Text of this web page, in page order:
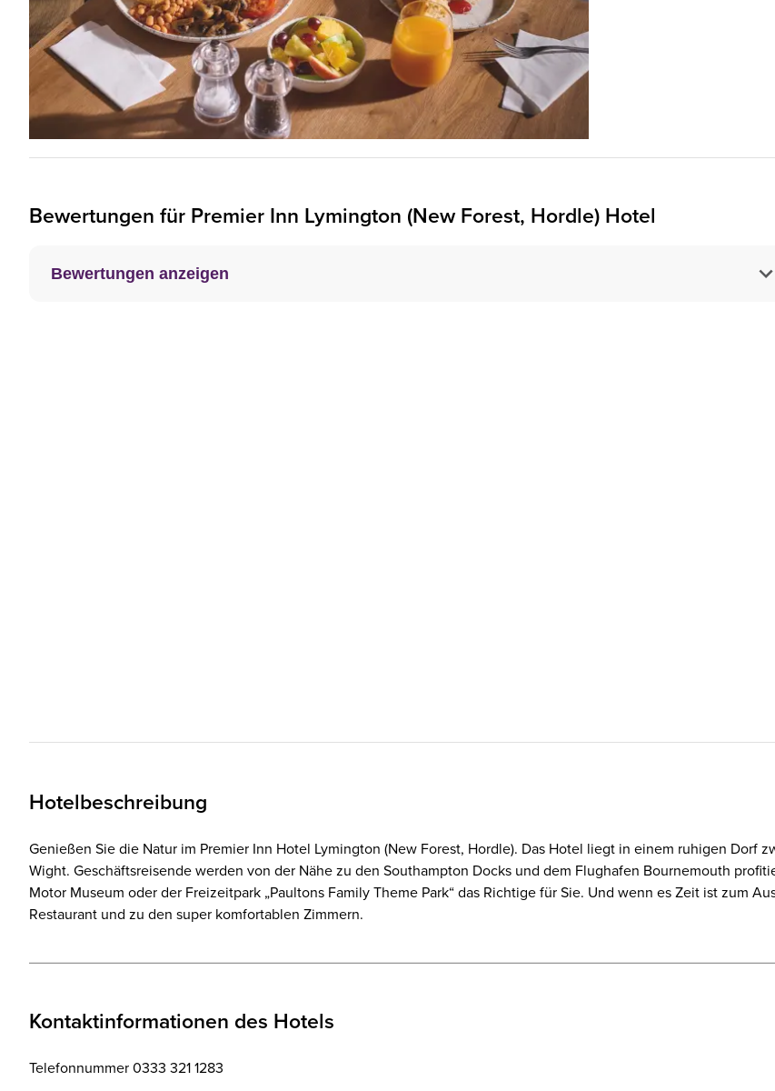
Bewertungen für Premier Inn Lymington (New Forest, Hordle) Hotel
Bewertungen anzeigen
Hotelbeschreibung
Genießen Sie die Natur im Premier Inn Hotel Lymington (New Forest, Hordle). Das Hotel liegt in einem ruhigen Dorf
Wight. Geschäftsreisende werden von der Nähe zu den Southampton Docks und dem Flughafen Bournemouth
Motor Museum oder der Freizeitpark „Paultons Family Theme Park“ das Richtige für Sie. Und wenn es Zeit ist zum
Restaurant und zu den super komfortablen Zimmern.
Kontaktinformationen des Hotels
Telefonnummer 0333 321 1283